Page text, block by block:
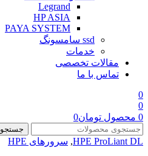
Legrand
HP ASIA
PAYA SYSTEM
ssd سامسونگ
خدمات
مقالات تخصصی
تماس با ما
0
0
0 محصول تومان0
جستجو
HPE ProLiant DL
, سرورهای HPE